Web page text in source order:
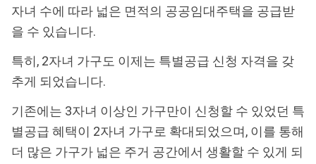
자녀 수에 따라 넓은 면적의 공공임대주택을 공급받
을 수 있습니다.
특히, 2자녀 가구도 이제는 특별공급 신청 자격을 갖
추게 되었습니다.
기존에는 3자녀 이상인 가구만이 신청할 수 있었던 특
별공급 혜택이 2자녀 가구로 확대되었으며, 이를 통해
더 많은 가구가 넓은 주거 공간에서 생활할 수 있게 되